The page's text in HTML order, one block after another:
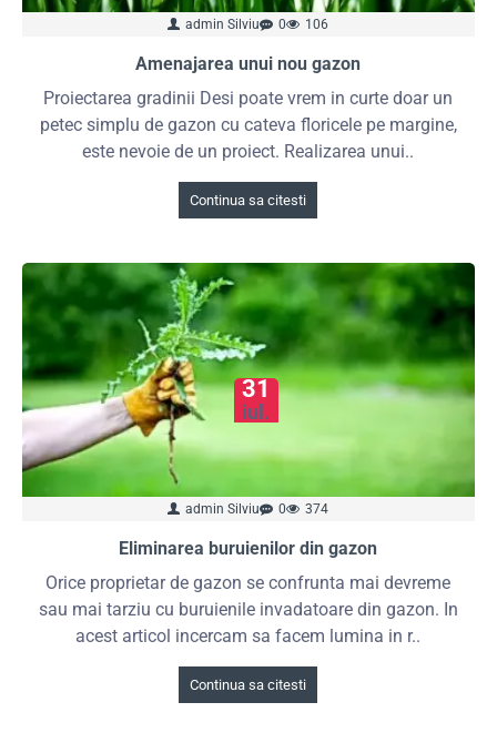
admin Silviu 0 106
Amenajarea unui nou gazon
Proiectarea gradinii Desi poate vrem in curte doar un
petec simplu de gazon cu cateva floricele pe margine,
este nevoie de un proiect. Realizarea unui..
Continua sa citesti
31
iul.
admin Silviu 0 374
Eliminarea buruienilor din gazon
Orice proprietar de gazon se confrunta mai devreme
sau mai tarziu cu buruienile invadatoare din gazon. In
acest articol incercam sa facem lumina in r..
Continua sa citesti